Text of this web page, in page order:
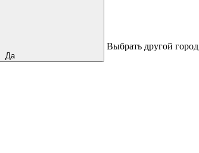
Да
Выбрать другой город